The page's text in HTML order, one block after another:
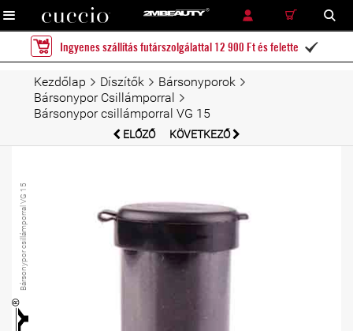
RÉSZLETES KERESÉS KERESÉS
Ingyenes szállítás futárszolgálattal 12 900 Ft és felette 
Kezdőlap Díszítők
Bársonyporok
Bársonypor Csillámporral
Bársonypor csillámporral VG 15
ELŐZŐ KÖVETKEZŐ
Bársonypor csillámporral VG 15